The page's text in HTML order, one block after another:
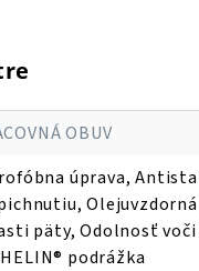
OBUV
úprava,
päty, Odolnosť
podrážka